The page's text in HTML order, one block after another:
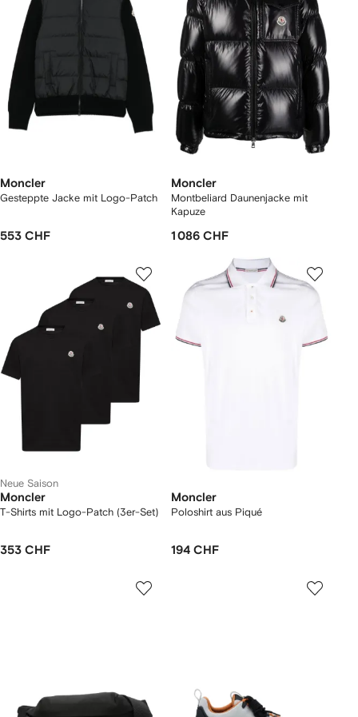
Moncler
Gesteppte Jacke mit Logo-Patch
553 CHF
Moncler
Montbeliard Daunenjacke mit
Kapuze
1 086 CHF
Neue Saison
Moncler
T-Shirts mit Logo-Patch (3er-Set)
353 CHF
Moncler
Poloshirt aus Piqué
194 CHF